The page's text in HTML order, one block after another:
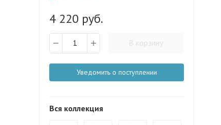
4 220 руб.
В корзину
Уведомить о поступлении
Вся коллекция